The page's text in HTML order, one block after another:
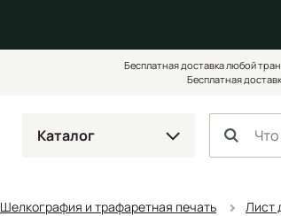
Бесплатная доставка любой
Бесплатная
Каталог
Шелкография и трафаретная печать Лист